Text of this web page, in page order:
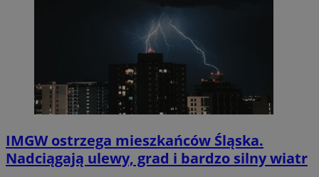
IMGW ostrzega mieszkańców Śląska.
Nadciągają ulewy, grad i bardzo silny wiatr